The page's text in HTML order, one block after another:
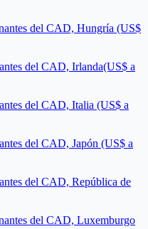
del CAD, Hungría (US$
del CAD, Irlanda(US$ a
del CAD, Italia (US$ a
del CAD, Japón (US$ a
del CAD, República de
del CAD, Luxemburgo